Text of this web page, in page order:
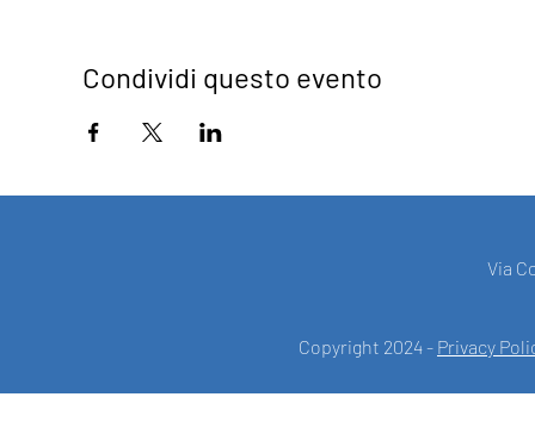
Condividi questo evento
Via
Copyright 2024 - Privacy